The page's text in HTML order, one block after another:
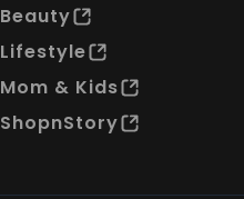
Beauty
Lifestyle
Mom & Kids
ShopnStory